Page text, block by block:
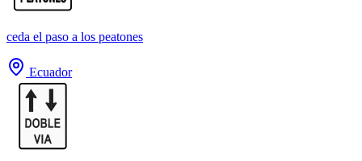
ceda el paso a los peatones
Ecuador